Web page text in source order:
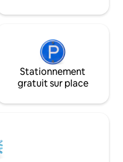
Stationnement
gratuit sur place